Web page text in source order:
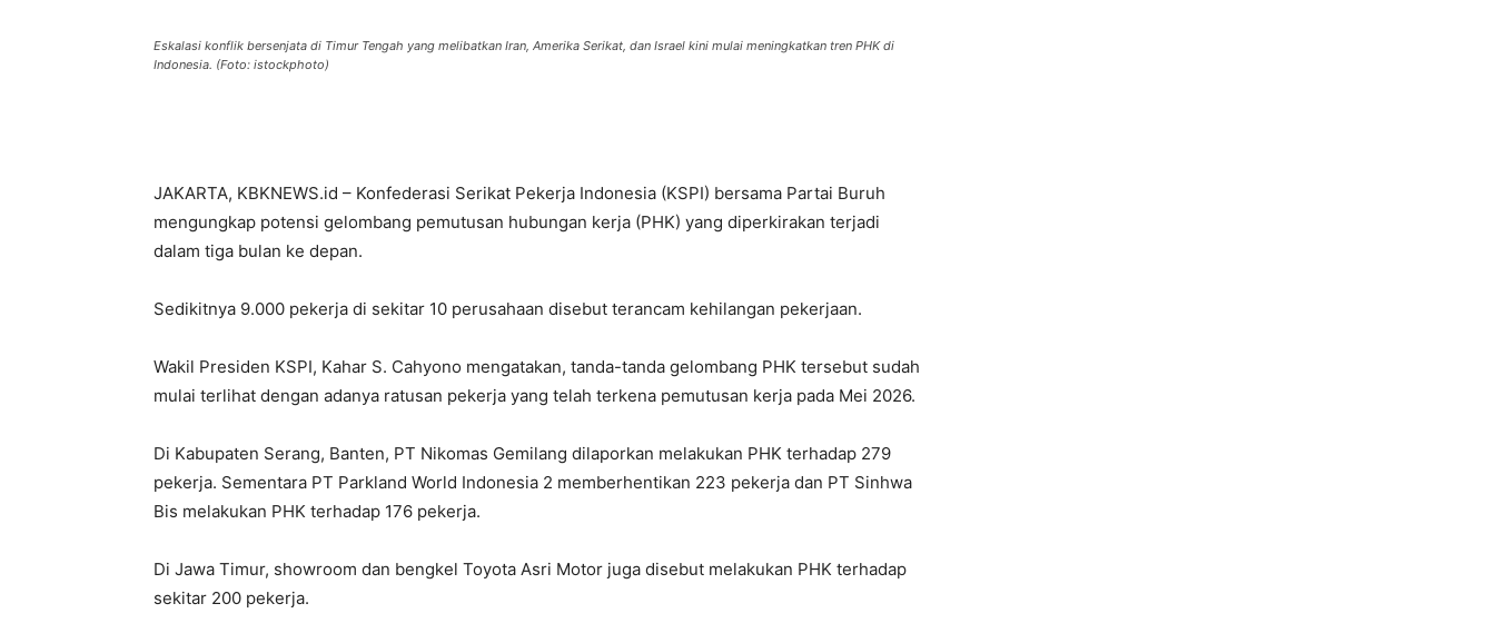
Eskalasi konflik bersenjata di Timur Tengah yang melibatkan Iran, Amerika Serikat, dan Israel kini mulai meningkatkan tren PHK di
Indonesia. (Foto: istockphoto)
JAKARTA, KBKNEWS.id – Konfederasi Serikat Pekerja Indonesia (KSPI) bersama Partai Buruh
mengungkap potensi gelombang pemutusan hubungan kerja (PHK) yang diperkirakan terjadi
dalam tiga bulan ke depan.
Sedikitnya 9.000 pekerja di sekitar 10 perusahaan disebut terancam kehilangan pekerjaan.
Wakil Presiden KSPI, Kahar S. Cahyono mengatakan, tanda-tanda gelombang PHK tersebut sudah
mulai terlihat dengan adanya ratusan pekerja yang telah terkena pemutusan kerja pada Mei 2026.
Di Kabupaten Serang, Banten, PT Nikomas Gemilang dilaporkan melakukan PHK terhadap 279
pekerja. Sementara PT Parkland World Indonesia 2 memberhentikan 223 pekerja dan PT Sinhwa
Bis melakukan PHK terhadap 176 pekerja.
Di Jawa Timur, showroom dan bengkel Toyota Asri Motor juga disebut melakukan PHK terhadap
sekitar 200 pekerja.